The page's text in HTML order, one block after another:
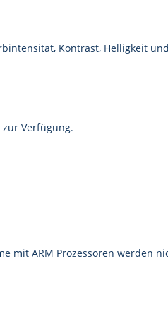
Kontrast, Helligkeit
Verfügung.
mit ARM Prozessoren werden